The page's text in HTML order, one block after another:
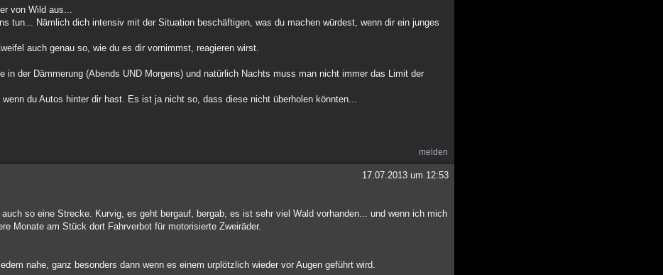
von Wild aus...
tun... Nämlich dich intensiv mit der Situation beschäftigen, was du machen würdest, wenn dir ein junges
auch genau so, wie du es dir vornimmst, reagieren wirst.
in der Dämmerung (Abends UND Morgens) und natürlich Nachts muss man nicht immer das Limit der
du Autos hinter dir hast. Es ist ja nicht so, dass diese nicht überholen könnten...
melden
17.07.2013 um 12:53
auch so eine Strecke. Kurvig, es geht bergauf, bergab, es ist sehr viel Wald vorhanden... und wenn ich mich
Monate am Stück dort Fahrverbot für motorisierte Zweiräder.
nahe, ganz besonders dann wenn es einem urplötzlich wieder vor Augen geführt wird.